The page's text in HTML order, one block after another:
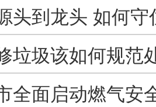
境
头到龙头 如何
垃圾该如何规范
组合拳
全面启动燃气安